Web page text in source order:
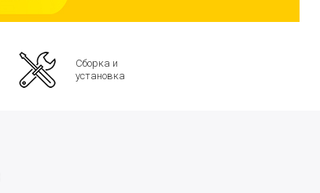
Сборка и
установка